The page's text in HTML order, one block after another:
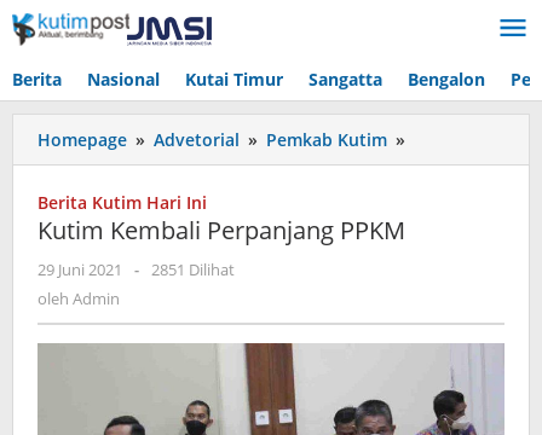
Lewati
ke
Berita Nasional Kutai Timur Sangatta Bengalon
Homepage » Advetorial » Pemkab Kutim »
Kembali
Berita Kutim Hari Ini
Kutim Kembali Perpanjang PPKM
29 Juni 2021
oleh
- 2851 Dilihat
oleh Admin